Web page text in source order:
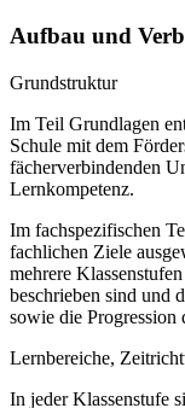
Aufbau und
Grundstruktur
Im Teil Grundlagen
Schule mit dem
fächerverbindenden
Lernkompetenz.
Im fachspezifischen
fachlichen Ziele
mehrere
beschrieben sind und
sowie die Progression
Lernbereiche,
In jeder Klassenstufe